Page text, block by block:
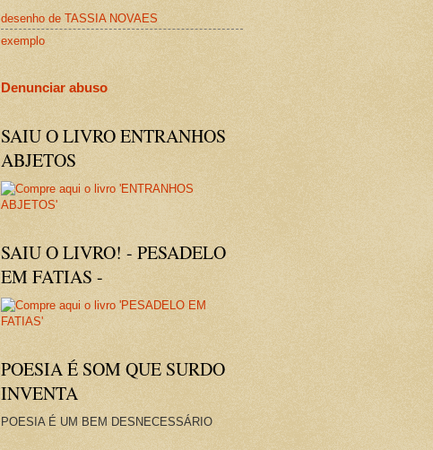
desenho de TASSIA NOVAES
exemplo
Denunciar abuso
SAIU O LIVRO ENTRANHOS
ABJETOS
SAIU O LIVRO! - PESADELO
EM FATIAS -
POESIA É SOM QUE SURDO
INVENTA
POESIA É UM BEM DESNECESSÁRIO